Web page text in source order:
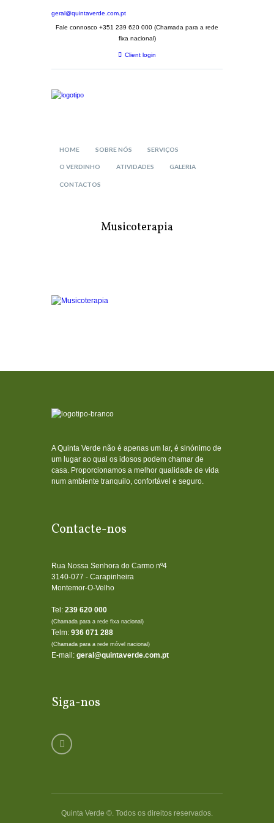
geral@quintaverde.com.pt
Fale connosco +351 239 620 000 (Chamada para a rede
fixa nacional)
Client login
HOME SOBRE NÓS SERVIÇOS
O VERDINHO ATIVIDADES GALERIA
CONTACTOS
Musicoterapia
A Quinta Verde não é apenas um lar, é sinónimo de
um lugar ao qual os idosos podem chamar de
casa. Proporcionamos a melhor qualidade de vida
num ambiente tranquilo, confortável e seguro.
Contacte-nos
Rua Nossa Senhora do Carmo nº4
3140-077 - Carapinheira
Montemor-O-Velho
Tel: 239 620 000
(Chamada para a rede fixa nacional)
Telm: 936 071 288
(Chamada para a rede móvel nacional)
E-mail: geral@quintaverde.com.pt
Siga-nos
Quinta Verde ©. Todos os direitos reservados.